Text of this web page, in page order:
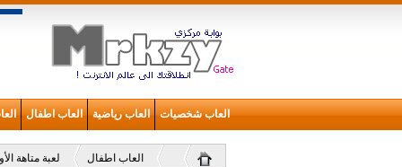
العاب شخصيات العاب رياضية العاب اطفال
العاب اطفال لعبة متاهة